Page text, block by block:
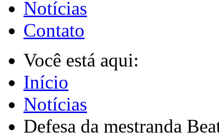
Notícias
Contato
Você está aqui:
Início
Notícias
Defesa da mestranda